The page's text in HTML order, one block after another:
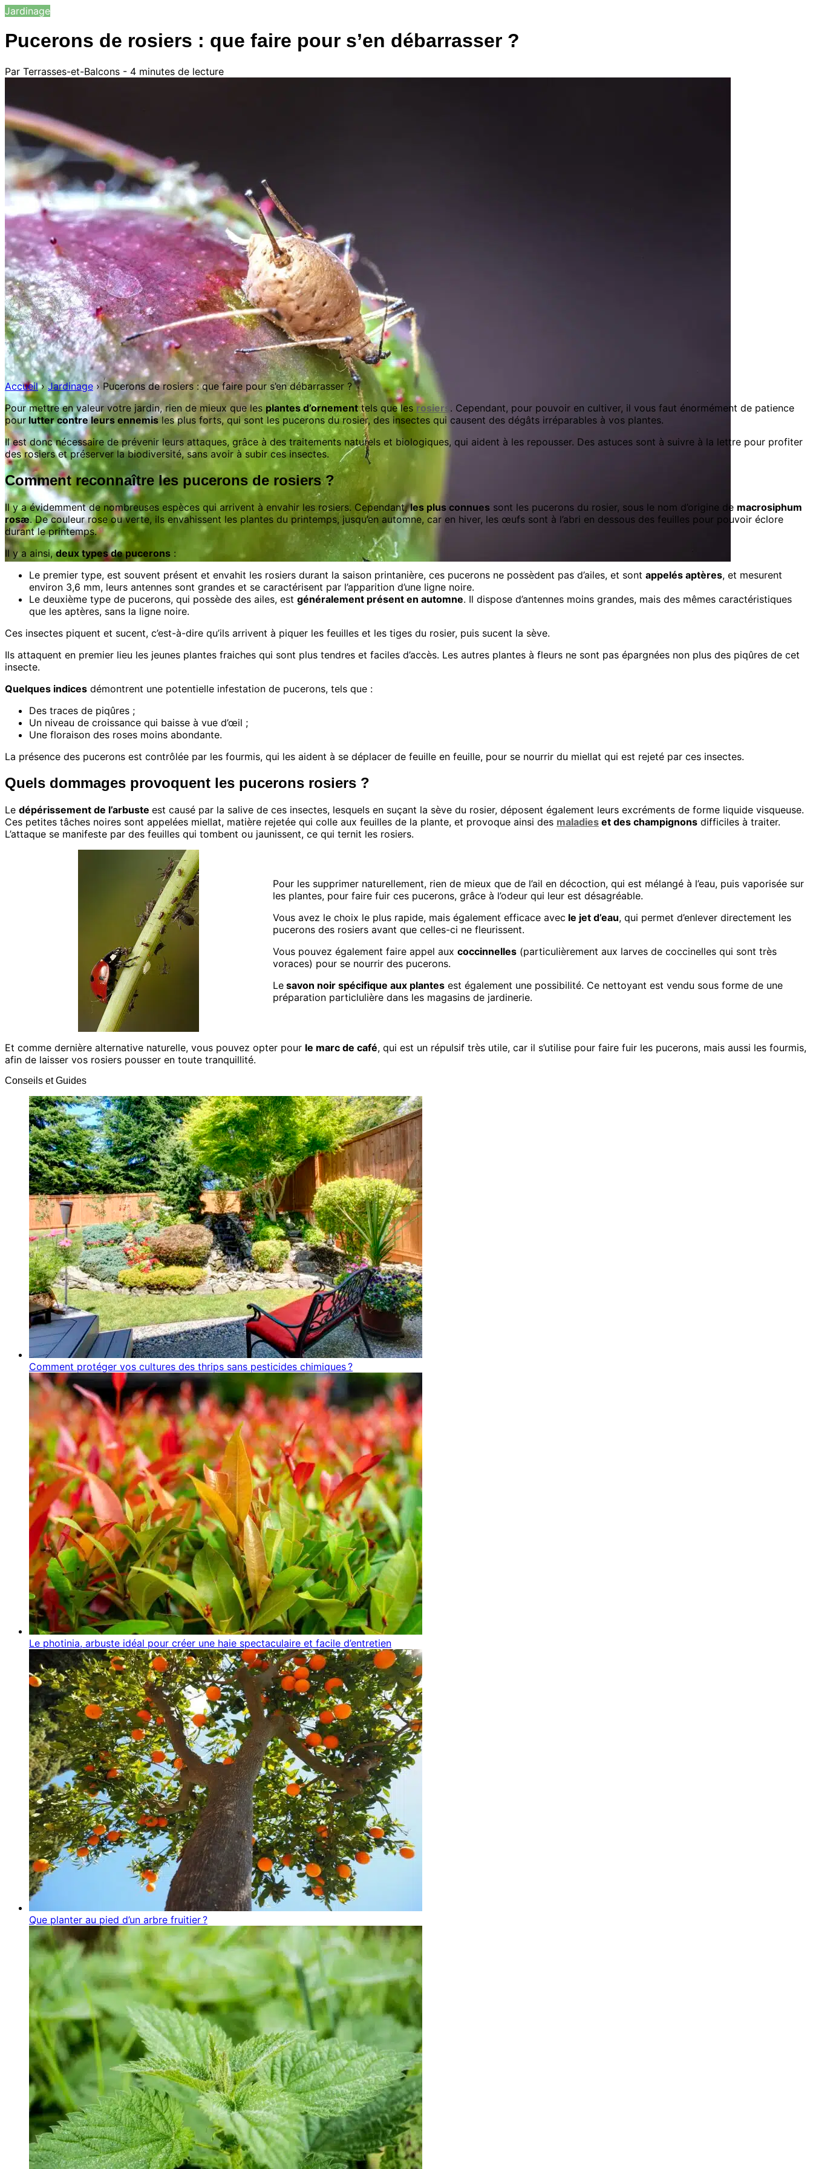
Jardinage
Pucerons de rosiers : que faire pour s’en débarrasser ?
Par Terrasses-et-Balcons - 4 minutes de lecture
Accueil›Jardinage› Pucerons de rosiers : que faire pour s’en débarrasser ?
Pour mettre en valeur votre jardin, rien de mieux que les plantes d’ornementtels que lesrosiers . Cependant, pour pouvoir en cultiver, il vous faut énormément de patience
pour lutter contre leurs ennemisles plus forts, qui sont les pucerons du rosier, des insectes qui causent des dégâts irréparables à vos plantes.
Il est donc nécessaire de prévenir leurs attaques, grâce à des traitements naturels et biologiques, qui aident à les repousser. Des astuces sont à suivre à la lettre pour profiter
des rosiers et préserver la biodiversité, sans avoir à subir ces insectes.
Comment reconnaître les pucerons de rosiers ?
Il y a évidemment de nombreuses espèces qui arrivent à envahir les rosiers. Cependant,les plus connues sont les pucerons du rosier, sous le nom d’origine de macrosiphum
rosæ. De couleur rose ou verte, ils envahissent les plantes du printemps, jusqu’en automne, car en hiver, les œufs sont à l’abri en dessous des feuilles pour pouvoir éclore
durant le printemps.
Il y a ainsi,deux types de pucerons :
Le premier type, est souvent présent et envahit les rosiers durant la saison printanière, ces pucerons ne possèdent pas d’ailes, et sont appelés aptères, et mesurent
environ 3,6 mm, leurs antennes sont grandes et se caractérisent par l’apparition d’une ligne noire.
Le deuxième type de pucerons, qui possède des ailes, est généralement présent en automne. Il dispose d’antennes moins grandes, mais des mêmes caractéristiques
que les aptères, sans la ligne noire.
Ces insectes piquent et sucent, c’est-à-dire qu’ils arrivent à piquer les feuilles et les tiges du rosier, puis sucent la sève.
Ils attaquent en premier lieu les jeunes plantes fraiches qui sont plus tendres et faciles d’accès. Les autres plantes à fleurs ne sont pas épargnées non plus des piqûres de cet
insecte.
Quelques indices démontrent une potentielle infestation de pucerons, tels que :
Des traces de piqûres ;
Un niveau de croissance qui baisse à vue d’œil ;
Une floraison des roses moins abondante.
La présence des pucerons est contrôlée par les fourmis, qui les aident à se déplacer de feuille en feuille, pour se nourrir du miellat qui est rejeté par ces insectes.
Quels dommages provoquent les pucerons rosiers ?
Le dépérissement de l’arbuste est causé par la salive de ces insectes, lesquels en suçant la sève du rosier, déposent également leurs excréments de forme liquide visqueuse.
Ces petites tâches noires sont appelées miellat, matière rejetée qui colle aux feuilles de la plante, et provoque ainsi des maladies et des champignons difficiles à traiter.
L’attaque se manifeste par des feuilles qui tombent ou jaunissent, ce qui ternit les rosiers.
Pour les supprimer naturellement, rien de mieux que de l’ail en décoction, qui est mélangé à l’eau, puis vaporisée sur
les plantes, pour faire fuir ces pucerons, grâce à l’odeur qui leur est désagréable.
Vous avez le choix le plus rapide, mais également efficace avec le jet d’eau, qui permet d’enlever directement les
pucerons des rosiers avant que celles-ci ne fleurissent.
Vous pouvez également faire appel aux coccinnelles(particulièrement aux larves de coccinelles qui sont très
voraces) pour se nourrir des pucerons.
Lesavon noir spécifique aux plantesest également une possibilité. Ce nettoyant est vendu sous forme de une
préparation particlulière dans les magasins de jardinerie.
Et comme dernière alternative naturelle, vous pouvez opter pour le marc de café, qui est un répulsif très utile, car il s’utilise pour faire fuir les pucerons, mais aussi les fourmis,
afin de laisser vos rosiers pousser en toute tranquillité.
Conseils et Guides
Comment protéger vos cultures des thrips sans pesticides chimiques ?
Le photinia, arbuste idéal pour créer une haie spectaculaire et facile d’entretien
Que planter au pied d’un arbre fruitier ?